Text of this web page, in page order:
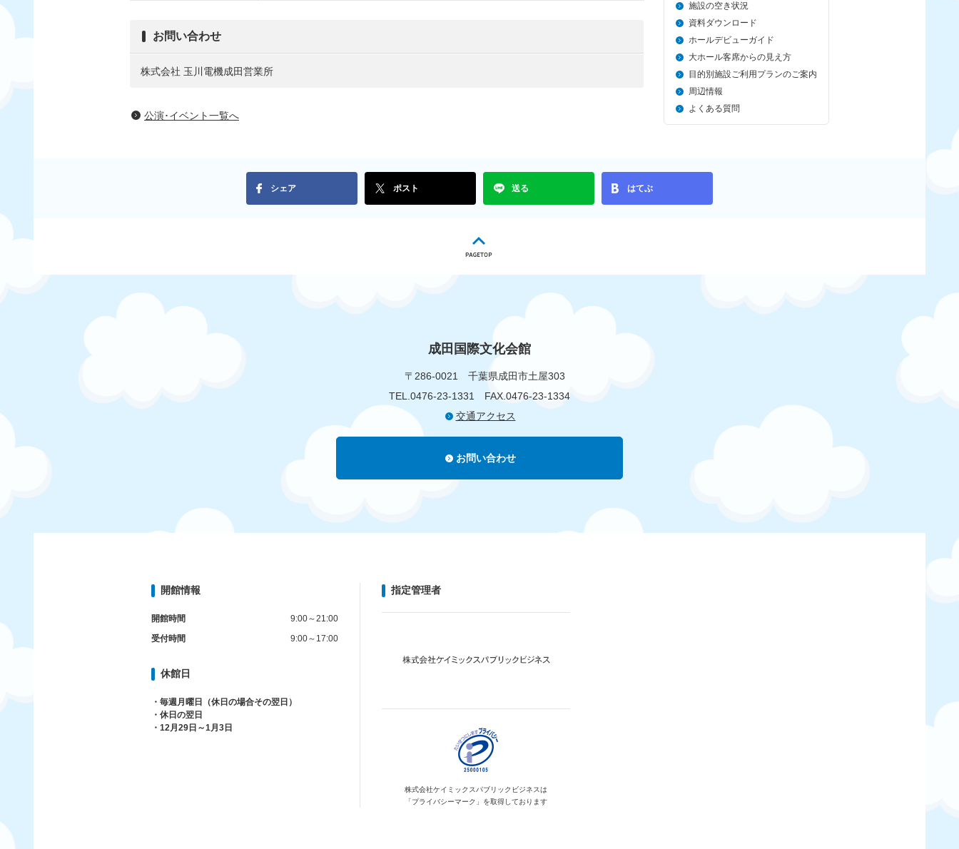
お問い合わせ
株式会社 玉川電機成田営業所
公演･イベント一覧へ
施設の空き状況
資料ダウンロード
ホールデビューガイド
大ホール客席からの見え方
目的別施設ご利用プランのご案内
周辺情報
よくある質問
シェア ポスト 送る はてぶ
成田国際文化会館
〒286-0021 千葉県成田市土屋303
TEL.0476-23-1331 FAX.0476-23-1334
交通アクセス
お問い合わせ
開館情報
開館時間
9:00～21:00
受付時間
9:00～17:00
休館日
・毎週月曜日（休日の場合その翌日）
・休日の翌日
・12月29日～1月3日
指定管理者
株式会社ケイミックス パブリックビジネスは
「プライバシーマーク」を取得しております